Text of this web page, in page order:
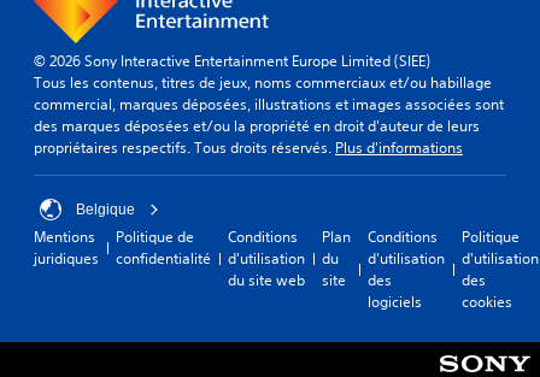
© 2026 Sony Interactive Entertainment Europe Limited (SIEE)
Tous les contenus, titres de jeux, noms commerciaux et/ou habillage
commercial, marques déposées, illustrations et images associées sont
des marques déposées et/ou la propriété en droit d'auteur de leurs
propriétaires respectifs. Tous droits réservés. Plus d'informations
Belgique
Mentions
juridiques
Politique de
confidentialité
Conditions
d'utilisation
du site web
Plan
du
site
Conditions
d'utilisation
des
logiciels
Politique
d'utilisation
des
cookies